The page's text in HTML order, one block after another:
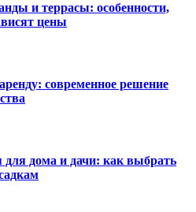
и террасы: особенности,
цены
современное решение
дома и дачи: как выбрать